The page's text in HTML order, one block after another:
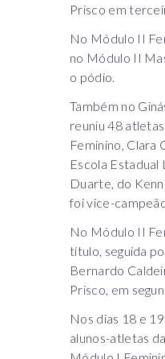
Prisco em
No Módulo II
no Módulo II
o pódio.
Também no
reuniu 48
Feminino, Clara
Escola Estadual
Duarte, do
foi vice-
No Módulo II
título, seguida
Bernardo
Prisco, em
Nos dias 18 e
alunos-atletas